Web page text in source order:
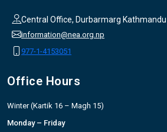
Central Office, Durbarmarg Kathmandu
information@nea.org.np
977-1-4153051
Office Hours
Winter (Kartik 16 – Magh 15)
Monday – Friday